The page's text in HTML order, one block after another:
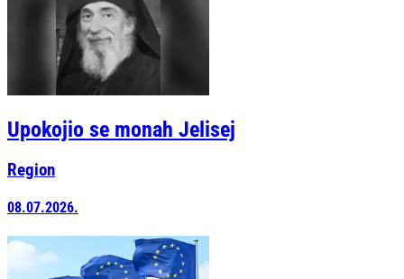
Upokojio se monah Jelisej
Region
08.07.2026.